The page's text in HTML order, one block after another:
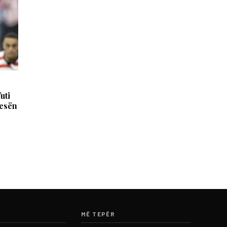
MË TEPËR